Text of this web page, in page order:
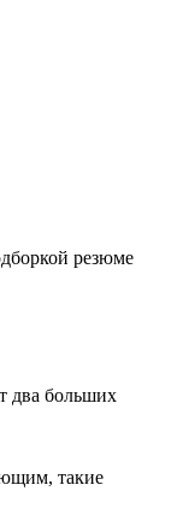
резюме
два больших
такие